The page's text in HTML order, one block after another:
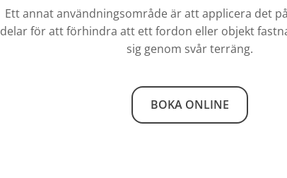
Ett annat användningsområde är att applicera det
delar för att förhindra att ett fordon eller objekt
sig genom svår terräng.
BOKA ONLINE